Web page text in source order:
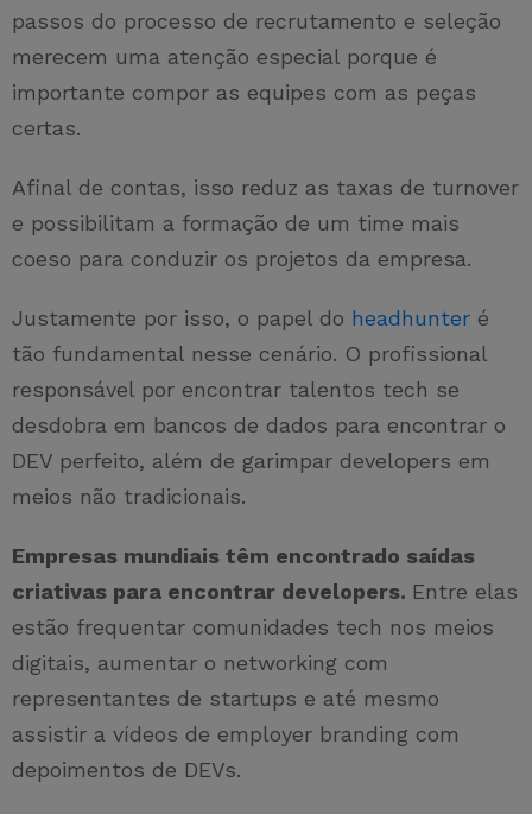
passos do processo de recrutamento e seleção
merecem uma atenção especial porque é
importante compor as equipes com as peças
certas.
Afinal de contas, isso reduz as taxas de turnover
e possibilitam a formação de um time mais
coeso para conduzir os projetos da empresa.
Justamente por isso, o papel do headhunter é
tão fundamental nesse cenário. O profissional
responsável por encontrar talentos tech se
desdobra em bancos de dados para encontrar o
DEV perfeito, além de garimpar developers em
meios não tradicionais.
Empresas mundiais têm encontrado saídas
criativas para encontrar developers. Entre elas
estão frequentar comunidades tech nos meios
digitais, aumentar o networking com
representantes de startups e até mesmo
assistir a vídeos de employer branding com
depoimentos de DEVs.